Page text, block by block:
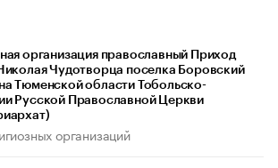
организация православный Приход
Чудотворца поселка Боровский
Тюменской области Тобольско-
Русской Православной Церкви
организаций